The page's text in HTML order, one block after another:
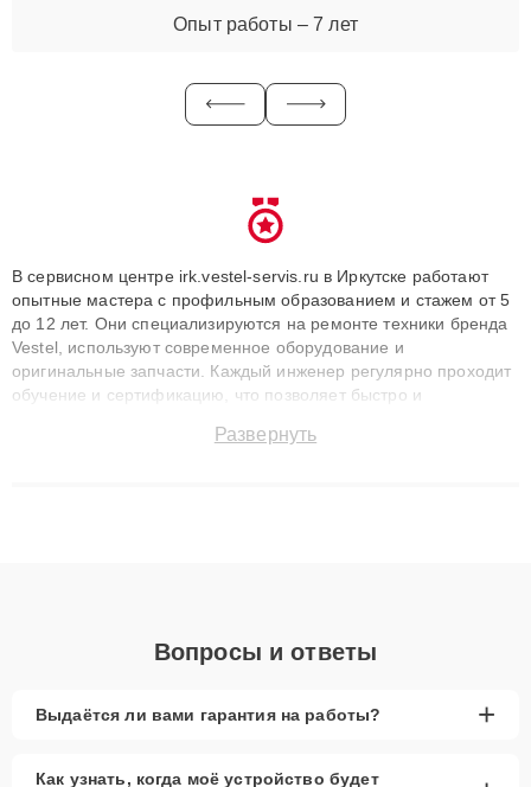
Опыт работы – 7 лет
В сервисном центре irk.vestel-servis.ru в Иркутске работают
опытные мастера с профильным образованием и стажем от 5
до 12 лет. Они специализируются на ремонте техники бренда
Vestel, используют современное оборудование и
оригинальные запчасти. Каждый инженер регулярно проходит
обучение и сертификацию, что позволяет быстро и
сохранением гарантии до 3 лет. Наши мастера решают
Развернуть
Вопросы и ответы
Выдаётся ли вами гарантия на работы? +
Как узнать, когда моё устройство будет